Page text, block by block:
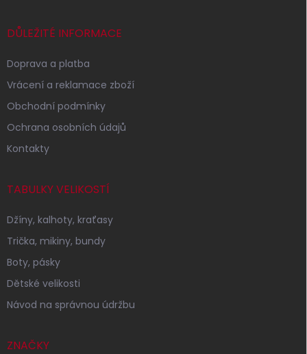
DŮLEŽITÉ INFORMACE
Doprava a platba
Vrácení a reklamace zboží
Obchodní podmínky
Ochrana osobních údajů
Kontakty
TABULKY VELIKOSTÍ
Džíny, kalhoty, kraťasy
Trička, mikiny, bundy
Boty, pásky
Dětské velikosti
Návod na správnou údržbu
ZNAČKY